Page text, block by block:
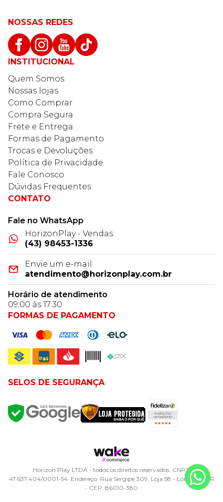
NOSSAS REDES
INSTITUCIONAL
Quem Somos
Nossas lojas
Como Comprar
Compra Segura
Frete e Entrega
Formas de Pagamento
Trocas e Devoluções
Política de Privacidade
Fale Conosco
Dúvidas Frequentes
CONTATO
Fale no WhatsApp
HorizonPlay - Vendas
(43) 98453-1336
Envie um e-mail
atendimento@horizonplay.com.br
Horário de atendimento
09:00 às 17:30
FORMAS DE PAGAMENTO
SELOS DE SEGURANÇA
Horizon Play LTDA - todos os direitos reservados. CNPJ:
47.637.404/0001-54. Endereço: Rua Sergipe 309, Loja 58 - Londrina, PR
- CEP: 86010-380